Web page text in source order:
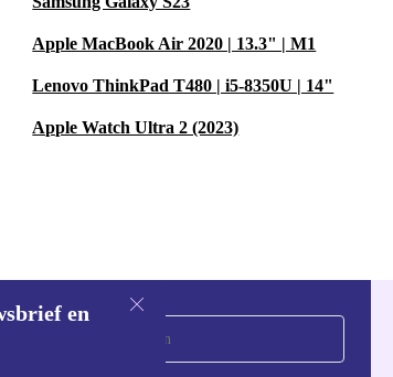
je een
en
De
Android-
staan
Apple MacBook Air 2020 | 13.3" | M1
Lenovo ThinkPad T480 | i5-8350U | 14"
Apple Watch Ultra 2 (2023)
en